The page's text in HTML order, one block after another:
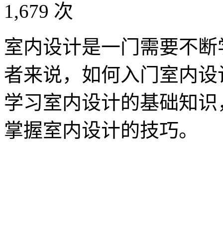
1,679 次
室内设计是一门需要不
者来说，如何入门室内
学习室内设计的基础知
掌握室内设计的技巧。